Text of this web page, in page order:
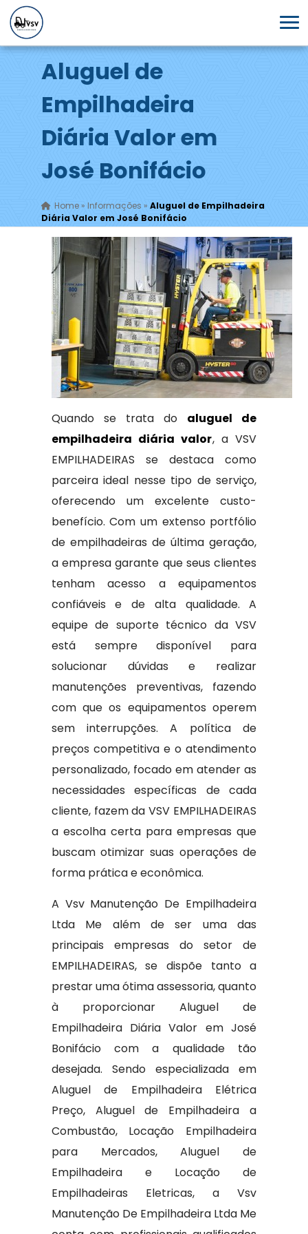
Aluguel de
Empilhadeira
Diária Valor em
José Bonifácio
Home» Informações » Aluguel de Empilhadeira
Diária Valor em José Bonifácio
Quando se trata do aluguel de
empilhadeira diária valor, a VSV
EMPILHADEIRAS se destaca como
parceira ideal nesse tipo de serviço,
oferecendo um excelente custo-
benefício. Com um extenso portfólio
de empilhadeiras de última geração,
a empresa garante que seus clientes
tenham acesso a equipamentos
confiáveis e de alta qualidade. A
equipe de suporte técnico da VSV
está sempre disponível para
solucionar dúvidas e realizar
manutenções preventivas, fazendo
com que os equipamentos operem
sem interrupções. A política de
preços competitiva e o atendimento
personalizado, focado em atender as
necessidades específicas de cada
cliente, fazem da VSV EMPILHADEIRAS
a escolha certa para empresas que
buscam otimizar suas operações de
forma prática e econômica.
A Vsv Manutenção De Empilhadeira
Ltda Me além de ser uma das
principais empresas do setor de
EMPILHADEIRAS, se dispõe tanto a
prestar uma ótima assessoria, quanto
à proporcionar Aluguel de
Empilhadeira Diária Valor em José
Bonifácio com a qualidade tão
desejada. Sendo especializada em
Aluguel de Empilhadeira Elétrica
Preço, Aluguel de Empilhadeira a
Combustão, Locação Empilhadeira
para Mercados, Aluguel de
Empilhadeira e Locação de
Empilhadeiras Eletricas, a Vsv
Manutenção De Empilhadeira Ltda Me